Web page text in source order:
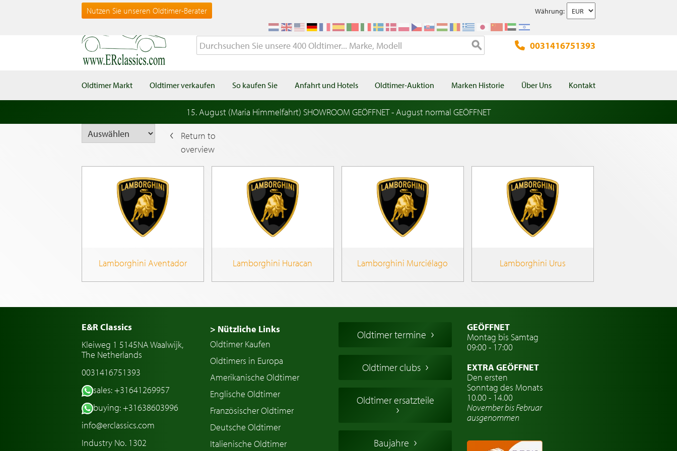
Nutzen Sie unseren Oldtimer-Berater Währung:
0031416751393
Oldtimer Markt Oldtimer verkaufen So kaufen Sie Anfahrt und Hotels Oldtimer-Auktion Marken Historie Über Uns Kontakt
15. August (Maria Himmelfahrt) SHOWROOM GEÖFFNET - August normal GEÖFFNET
Return to
overview
Lamborghini Aventador Lamborghini Huracan Lamborghini Murciélago Lamborghini Urus
E&R Classics
Kleiweg 1 5145NA Waalwijk,
The Netherlands
0031416751393
sales: +31641269957
buying: +31638603996
info@erclassics.com
Industry No. 1302
> Nützliche Links
Oldtimer Kaufen
Oldtimers in Europa
Amerikanische Oldtimer
Englische Oldtimer
Französischer Oldtimer
Deutsche Oldtimer
Italienische Oldtimer
Oldtimer termine
Oldtimer clubs
Oldtimer ersatzteile
Baujahre
GEÖFFNET
Montag bis Samtag
09:00 - 17:00
EXTRA GEÖFFNET
Den ersten
Sonntag des Monats
10.00 - 14.00
November bis Februar
ausgenommen